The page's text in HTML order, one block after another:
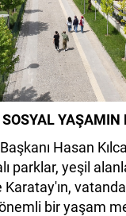
YAŞAMIN
Hasan
parklar, yeşil
bir yaşam